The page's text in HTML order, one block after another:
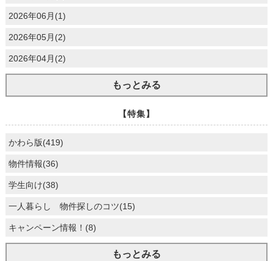
2026年06月(1)
2026年05月(2)
2026年04月(2)
もっとみる
【特集】
かわら版(419)
物件情報(36)
学生向け(38)
一人暮らし 物件探しのコツ(15)
キャンペーン情報！(8)
もっとみる